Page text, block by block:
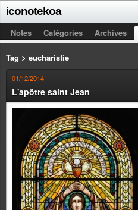
iconotekoa
Notes Catégories Archives
Tag > eucharistie
01/12/2014
L'apôtre saint Jean